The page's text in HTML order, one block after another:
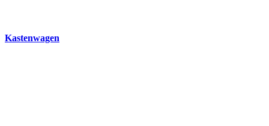
Kastenwagen